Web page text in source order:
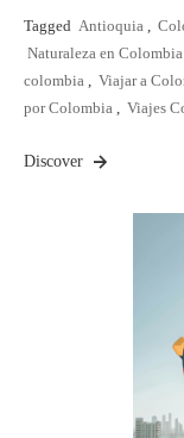
Tagged Antioquia ,
Naturaleza en Colombia
colombia , Viajar a
por Colombia , Viajes
Discover